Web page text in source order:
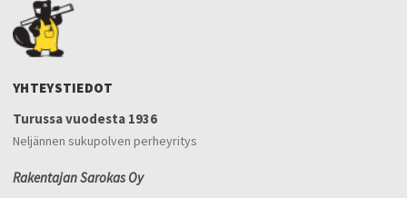
YHTEYSTIEDOT
Turussa vuodesta 1936
Neljännen sukupolven perheyritys
Rakentajan Sarokas Oy